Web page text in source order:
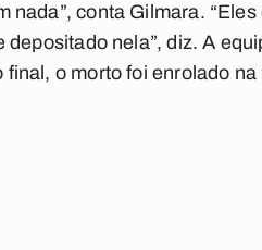
nada”, conta Gilmara.
nela”, diz. A
o morto foi enrolado